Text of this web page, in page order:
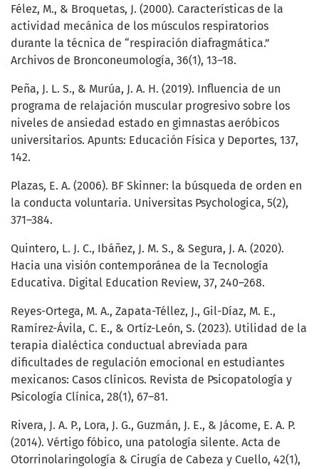
Félez, M., & Broquetas, J. (2000). Características de la
actividad mecánica de los músculos respiratorios
durante la técnica de “respiración diafragmática.”
Archivos de Bronconeumología, 36(1), 13–18.
Peña, J. L. S., & Murúa, J. A. H. (2019). Influencia de un
programa de relajación muscular progresivo sobre los
niveles de ansiedad estado en gimnastas aeróbicos
universitarios. Apunts: Educación Física y Deportes, 137,
142.
Plazas, E. A. (2006). BF Skinner: la búsqueda de orden en
la conducta voluntaria. Universitas Psychologica, 5(2),
371–384.
Quintero, L. J. C., Ibáñez, J. M. S., & Segura, J. A. (2020).
Hacia una visión contemporánea de la Tecnología
Educativa. Digital Education Review, 37, 240–268.
Reyes-Ortega, M. A., Zapata-Téllez, J., Gil-Díaz, M. E.,
Ramírez-Ávila, C. E., & Ortíz-León, S. (2023). Utilidad de la
terapia dialéctica conductual abreviada para
dificultades de regulación emocional en estudiantes
mexicanos: Casos clínicos. Revista de Psicopatología y
Psicología Clínica, 28(1), 67–81.
Rivera, J. A. P., Lora, J. G., Guzmán, J. E., & Jácome, E. A. P.
(2014). Vértigo fóbico, una patología silente. Acta de
Otorrinolaringología & Cirugía de Cabeza y Cuello, 42(1),